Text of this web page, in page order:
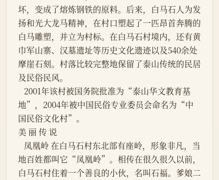
坏，变成了熔炼钢铁的原料。后来，白马石人为发
扬和光大龙马精神，在村口塑起了一匹昂首奔腾的
白马雕塑，并立为村标。在白马石村境内，还有黄
巾军山寨、汉墓遗址等历史文化遗迹以及540余处
摩崖石刻。村落比较完整地保留了泰山传统的民居
及民俗民风。
地”，2004年被中国民俗专业委员会命名为“中
国民俗文化村”。
美 丽 传 说
地百姓都叫它“凤凰岭”。相传在很久很久以前，
白马石村住着一个善良的小伙，名叫石福。爹娘二